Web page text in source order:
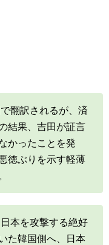
翻訳されるが、済
結果、吉田が証言
かったことを発
徳ぶりを示す軽薄
本を攻撃する絶好
た韓国側へ、日本